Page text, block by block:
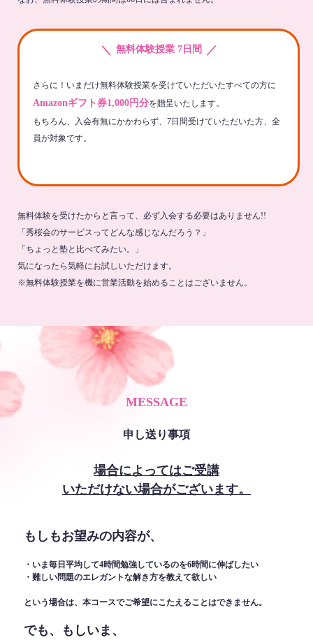
＼ 無料体験授業 7日間 ／
さらに！いまだけ無料体験授業を受けていただいたすべての方に
Amazonギフト券1,000円分を贈呈いたします。
もちろん、入会有無にかかわらず、7日間受けていただいた方、全
員が対象です。
無料体験を受けたからと言って、必ず入会する必要はありません!!
「秀桜会のサービスってどんな感じなんだろう？」
「ちょっと塾と比べてみたい。」
気になったら気軽にお試しいただけます。
※無料体験授業を機に営業活動を始めることはございません。
MESSAGE
申し送り事項
場合によってはご受講
いただけない場合がございます。
もしもお望みの内容が、
・いま毎日平均して4時間勉強しているのを6時間に伸ばしたい
・難しい問題のエレガントな解き方を教えて欲しい
という場合は、本コースでご希望にこたえることはできません。
でも、もしいま、